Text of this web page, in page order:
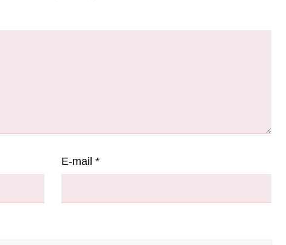
E-mail*